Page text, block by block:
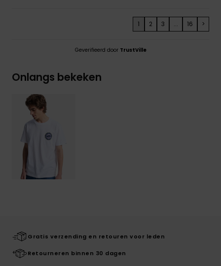
1 2 3 ... 16 >
Geverifieerd door TrustVille
Onlangs bekeken
Gratis verzending en retouren voor leden
Retourneren binnen 30 dagen